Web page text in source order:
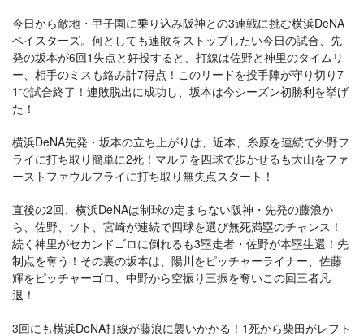
今日から敵地・甲子園に乗り込み阪神との3連戦に挑む横浜DeNA
ベイスターズ。何としても連敗をストップしたい今日の試合、先
発の坂本が6回1失点と好投すると、打線は佐野と神里のタイムリ
ー、相手のミスも絡み計7得点！このリードを投手陣が守り切り7-
1で試合終了！連敗脱出に成功し、坂本は今シーズン初勝利を挙げ
た！
横浜DeNA先発・坂本の立ち上がりは、近本、糸原を連続で外野フ
ライに打ち取り簡単に2死！マルテを四球で歩かせるも大山をファ
ーストファウルフライに打ち取り無失点スタート！
直後の2回、横浜DeNAは制球の定まらない阪神・先発の藤浪か
ら、佐野、ソト、宮崎が連続で四球を選び無死満塁のチャンス！
続く神里がセカンドゴロに倒れるも3塁走者・佐野が本塁生還！先
制点を奪う！その裏の坂本は、陽川をピッチャーライナー、佐藤
輝をピッチャーゴロ、中野から空振り三振を奪いこの回三者凡
退！
3回にも横浜DeNA打線が藤浪に襲いかかる！1死から柴田がレフト